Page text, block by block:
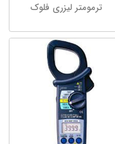
ترمومتر لیزری فلوک